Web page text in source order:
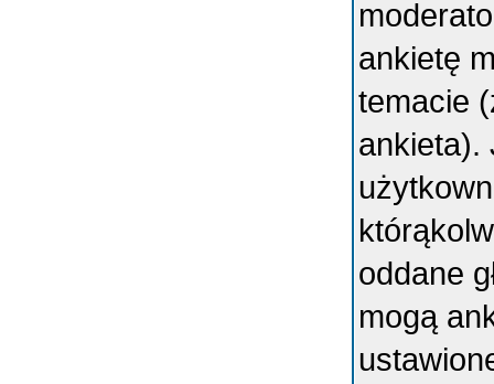
ankietę
temacie
ankieta).
oddane
mogą